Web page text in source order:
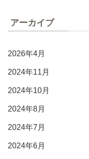
アーカイブ
2026年4月
2024年11月
2024年10月
2024年8月
2024年7月
2024年6月